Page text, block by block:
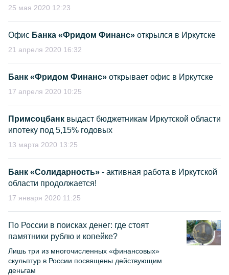
25 мая 2020 12:23
Офис Банка «Фридом Финанс» открылся в Иркутске
21 апреля 2020 16:32
Банк «Фридом Финанс» открывает офис в Иркутске
17 апреля 2020 10:25
Примсоцбанк выдаст бюджетникам Иркутской области
ипотеку под 5,15% годовых
13 марта 2020 13:25
Банк «Солидарность» - активная работа в Иркутской
области продолжается!
17 января 2020 11:25
По России в поисках денег: где стоят
памятники рублю и копейке?
Лишь три из многочисленных «финансовых»
скульптур в России посвящены действующим
деньгам